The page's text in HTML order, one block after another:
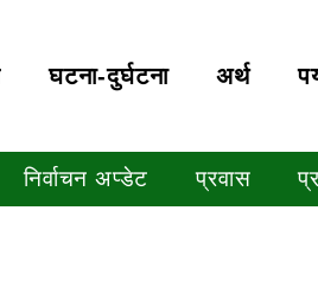
घटना-दुर्घटना अर्थ
निर्वाचन अप्डेट प्रवास